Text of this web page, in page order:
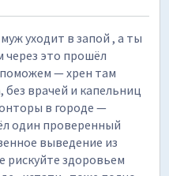
уходит в запой , а ты
через это прошёл
— хрен там
без врачей и капельниц
в городе —
один проверенный
выведение из
рискуйте здоровьем